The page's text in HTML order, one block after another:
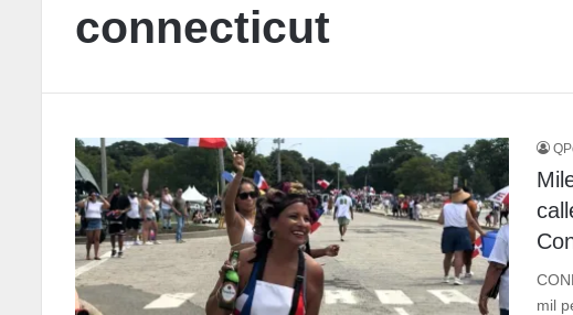
connecticut
mil